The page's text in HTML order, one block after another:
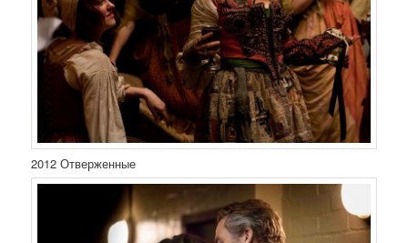
2012 Отверженные